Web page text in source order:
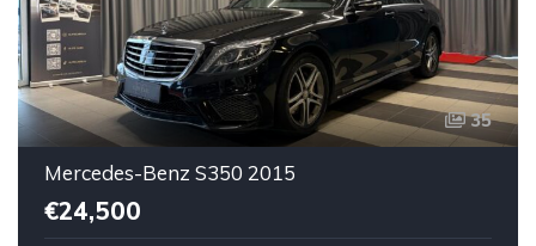
35
Mercedes-Benz S350 2015
€24,500